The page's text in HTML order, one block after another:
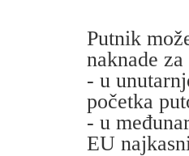
Putnik
naknade
- u
početka
- u
EU